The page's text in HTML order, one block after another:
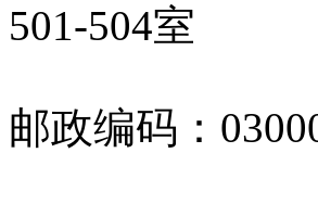
501-504室
邮政编码：